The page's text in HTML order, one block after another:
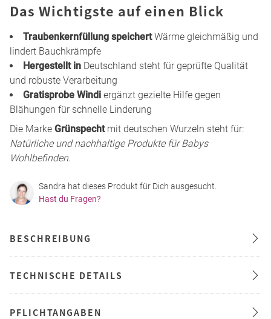
Das Wichtigste auf einen Blick
Traubenkernfüllung speichertWärme gleichmäßig und
lindert Bauchkrämpfe
Hergestellt in Deutschland steht für geprüfte Qualität
und robuste Verarbeitung
Gratisprobe Windi ergänzt gezielte Hilfe gegen
Blähungen für schnelle Linderung
Die Marke Grünspechtmit deutschen Wurzeln steht für:
Natürliche und nachhaltige Produkte für Babys
Wohlbefinden.
Sandra hat dieses Produkt für Dich ausgesucht.
Hast du Fragen?
BESCHREIBUNG
TECHNISCHE DETAILS
PFLICHTANGABEN